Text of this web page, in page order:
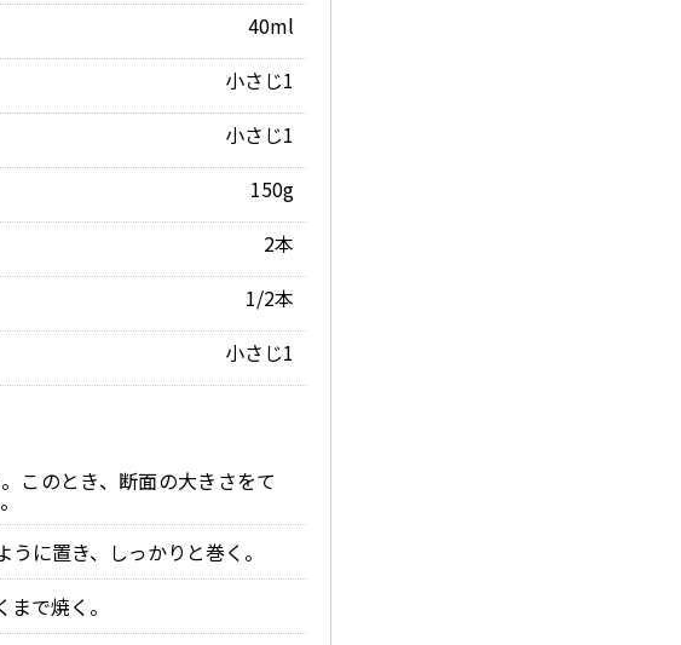
40ml
小さじ1
小さじ1
150g
2本
1/2本
小さじ1
このとき、断面の大きさをて
に置き、しっかりと巻く。
で焼く。